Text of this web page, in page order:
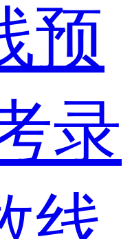
预
录